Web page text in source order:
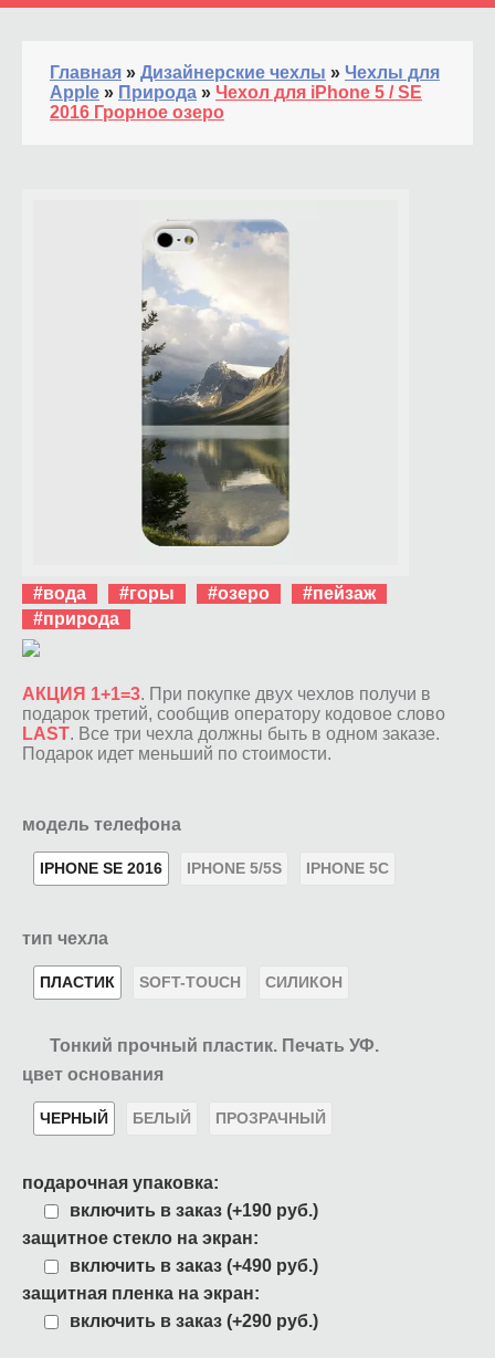
Главная » Дизайнерские чехлы » Чехлы для
Apple » Природа » Чехол для iPhone 5 / SE
2016 Грорное озеро
#вода #горы #озеро
#пейзаж
#природа
АКЦИЯ 1+1=3. При покупке двух чехлов получи в
подарок третий, сообщив оператору кодовое слово
LAST. Все три чехла должны быть в одном заказе.
Подарок идет меньший по стоимости.
модель телефона
IPHONE SE 2016 IPHONE 5/5S IPHONE 5C
тип чехла
ПЛАСТИК SOFT-TOUCH СИЛИКОН
Тонкий прочный пластик. Печать УФ.
цвет основания
ЧЕРНЫЙ БЕЛЫЙ ПРОЗРАЧНЫЙ
подарочная упаковка:
включить в заказ (+190 руб.)
защитное стекло на экран:
включить в заказ (+490 руб.)
защитная пленка на экран:
включить в заказ (+290 руб.)